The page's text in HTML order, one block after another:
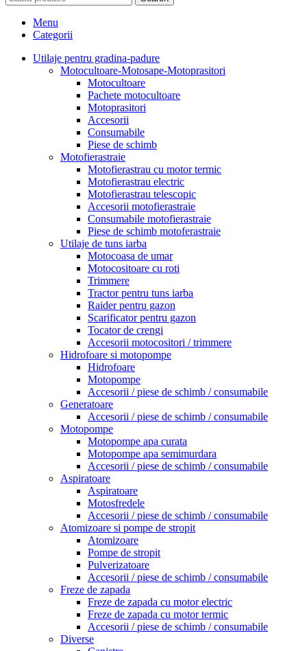
Menu
Categorii
Utilaje pentru gradina-padure
Motocultoare-Motosape-Motoprasitori
Motocultoare
Pachete motocultoare
Motoprasitori
Accesorii
Consumabile
Piese de schimb
Motofierastraie
Motofierastrau cu motor termic
Motofierastrau electric
Motofierastrau telescopic
Accesorii motofierastraie
Consumabile motofierastraie
Piese de schimb motoferastraie
Utilaje de tuns iarba
Motocoasa de umar
Motocositoare cu roti
Trimmere
Tractor pentru tuns iarba
Raider pentru gazon
Scarificator pentru gazon
Tocator de crengi
Accesorii motocositori / trimmere
Hidrofoare si motopompe
Hidrofoare
Motopompe
Accesorii / piese de schimb / consumabile
Generatoare
Accesorii / piese de schimb / consumabile
Motopompe
Motopompe apa curata
Motopompe apa semimurdara
Accesorii / piese de schimb / consumabile
Aspiratoare
Aspiratoare
Motosfredele
Accesorii / piese de schimb / consumabile
Atomizoare si pompe de stropit
Atomizoare
Pompe de stropit
Pulverizatoare
Accesorii / piese de schimb / consumabile
Freze de zapada
Freze de zapada cu motor electric
Freze de zapada cu motor termic
Accesorii / piese de schimb / consumabile
Diverse